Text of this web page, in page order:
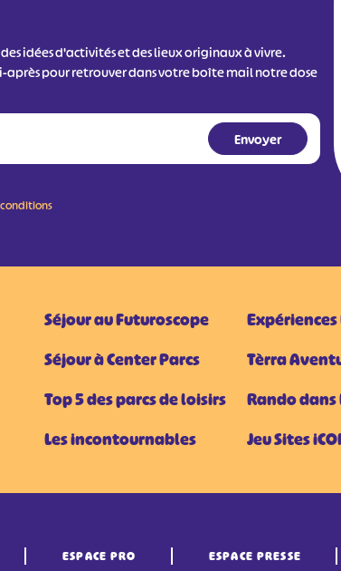
idées d'activités et des lieux originaux à vivre.
après pour retrouver dans votre boîte mail notre dose
Séjour au Futuroscope
Séjour à Center Parcs
Top 5 des parcs de loisirs
Les incontournables
Tèrra
Rando
Jeu Sites
ESPACE PRO ESPACE PRESSE